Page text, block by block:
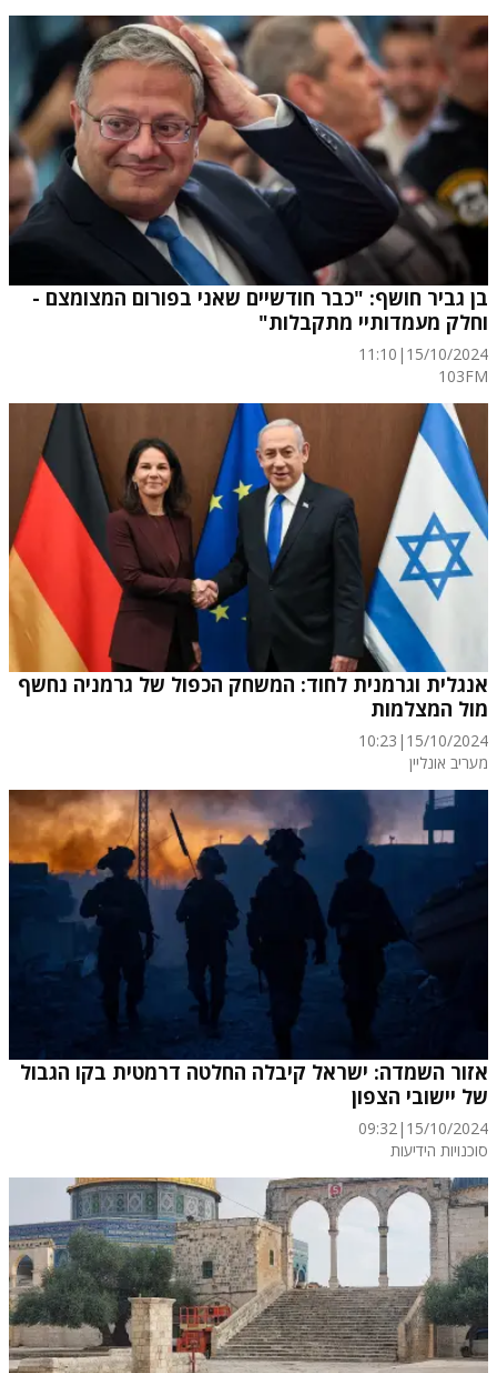
בן גביר חושף: "כבר חודשיים שאני בפורום המצומצם -
וחלק מעמדותיי מתקבלות"
15/10/2024
|
11:10
103FM
אנגלית וגרמנית לחוד: המשחק הכפול של גרמניה נחשף
מול המצלמות
15/10/2024
|
10:23
מעריב אונליין
אזור השמדה: ישראל קיבלה החלטה דרמטית בקו הגבול
של יישובי הצפון
15/10/2024
|
09:32
סוכנויות הידיעות